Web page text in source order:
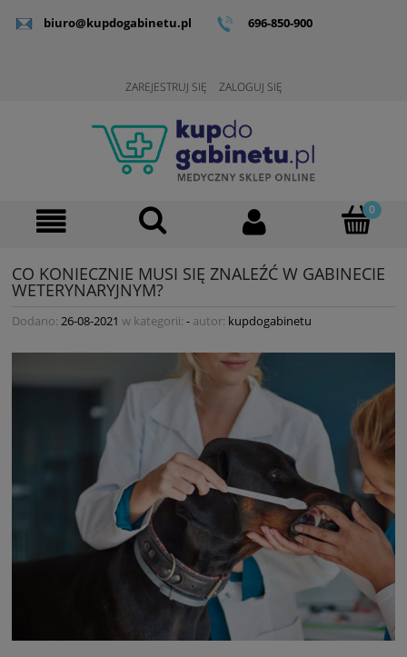
biuro@kupdogabinetu.pl 696-850-900
ZAREJESTRUJ SIĘ ZALOGUJ SIĘ
CO KONIECZNIE MUSI SIĘ ZNALEŹĆ W GABINECIE
WETERYNARYJNYM?
Dodano: 26-08-2021 w kategorii: - autor: kupdogabinetu